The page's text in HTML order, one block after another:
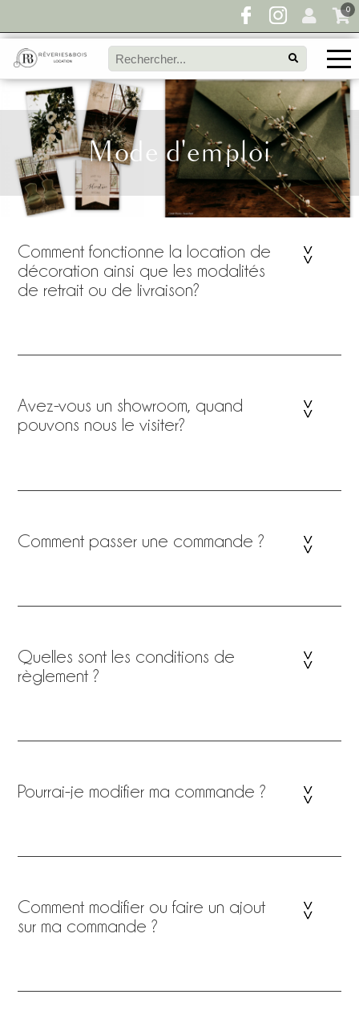
0
Mode d'emploi
Comment fonctionne la location de
décoration ainsi que les modalités
de retrait ou de livraison?
Avez-vous un showroom, quand
pouvons nous le visiter?
Comment passer une commande ?
Quelles sont les conditions de
règlement ?
Pourrai-je modifier ma commande ?
Comment modifier ou faire un ajout
sur ma commande ?